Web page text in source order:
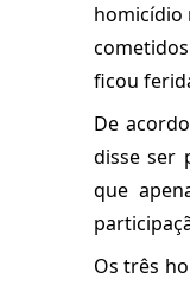
homicídio
ficou
De
disse ser
que
Os três